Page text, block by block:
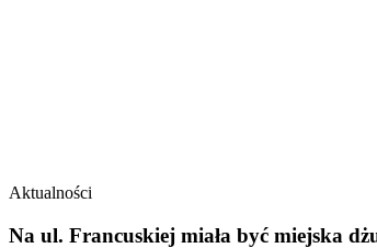
Aktualności
Na ul. Francuskiej miała być miejska